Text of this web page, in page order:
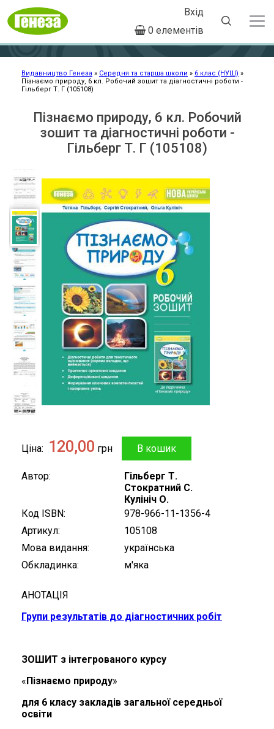
основного
вмісту
User
account
menu
Вхід
0 елементів
Рядок
навіґації
Видавництво Генеза Середня та старша школи
6 клас (НУШ)
Пізнаємо природу, 6 кл. Робочий зошит та діагностичні роботи -
Гільберг Т. Г (105108)
Пізнаємо природу, 6 кл. Робочий
зошит та діагностичні роботи -
Гільберг Т. Г (105108)
Ціна 120,00 грн
Автор
Гільберг Т.
Стократний С.
Кулініч О.
Код ISBN
978-966-11-1356-4
Артикул
105108
Мова видання
українська
Обкладинка
м'яка
АНОТАЦІЯ
Групи результатів до діагностичних робіт
ЗОШИТ з інтегрованого курсу
« Пізнаємо природу»
для 6 класу закладів загальної середньої
освіти